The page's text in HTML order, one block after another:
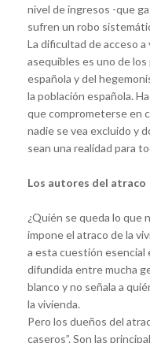
nivel de ingresos -que
sufren un robo
La dificultad de acceso
asequibles es uno de
española y del
la población española.
que comprometerse en
nadie se vea excluido y
sean una realidad para
Los autores del atraco
¿Quién se queda lo que
impone el atraco de la
a esta cuestión esencial
difundida entre mucha
blanco y no señala a
la vivienda.
Pero los dueños del
caseros”. Son las